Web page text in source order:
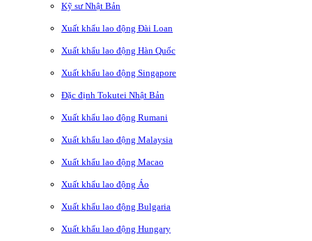
Kỹ sư Nhật Bản
Xuất khẩu lao động Đài Loan
Xuất khẩu lao động Hàn Quốc
Xuất khẩu lao động Singapore
Đặc định Tokutei Nhật Bản
Xuất khẩu lao động Rumani
Xuất khẩu lao động Malaysia
Xuất khẩu lao động Macao
Xuất khẩu lao động Áo
Xuất khẩu lao động Bulgaria
Xuất khẩu lao động Hungary